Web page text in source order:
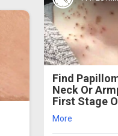
Find
Neck Or
First Stage
More